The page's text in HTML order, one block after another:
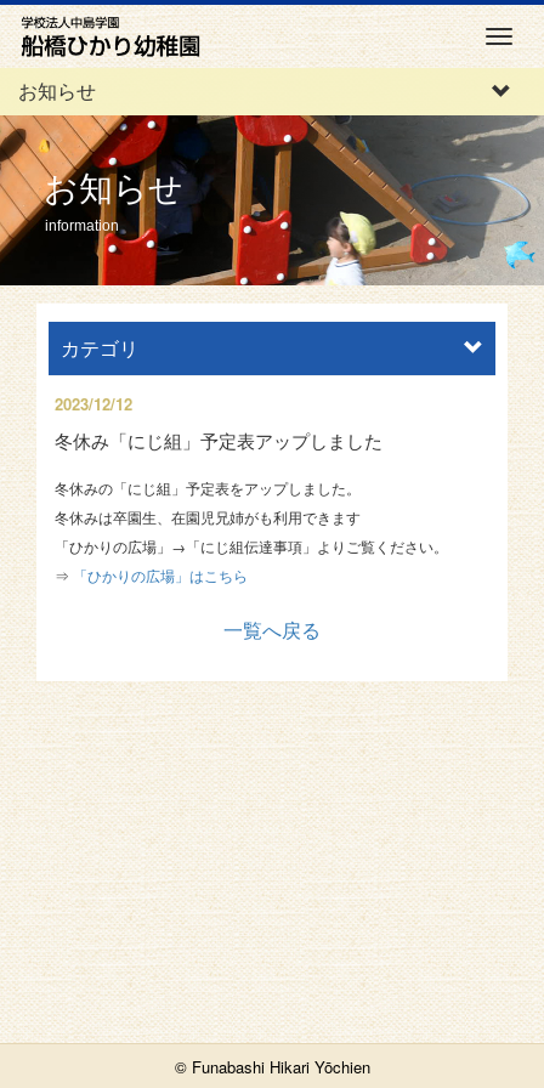
M
e
n
u
お知らせ
お知らせ
information
カテゴリ
2023/12/12
冬休み「にじ組」予定表アップしました
冬休みの「にじ組」予定表をアップしました。
冬休みは卒園生、在園児兄姉がも利用できます
「ひかりの広場」→「にじ組伝達事項」よりご覧ください。
⇒
「ひかりの広場」はこちら
一覧へ戻る
© Funabashi Hikari Yōchien